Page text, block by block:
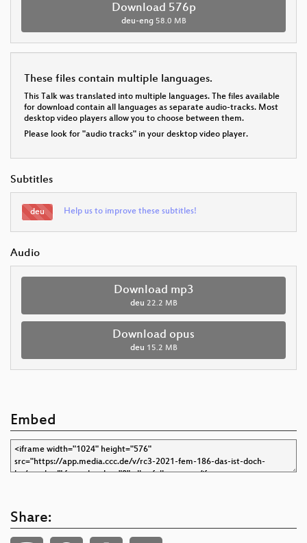
Download 576p
deu-eng 58.0 MB
These files contain multiple languages.
This Talk was translated into multiple languages. The files available
for download contain all languages as separate audio-tracks. Most
desktop video players allow you to choose between them.
Please look for "audio tracks" in your desktop video player.
Subtitles
deu Help us to improve these subtitles!
Audio
Download mp3
deu 22.2 MB
Download opus
deu 15.2 MB
Embed
Share: